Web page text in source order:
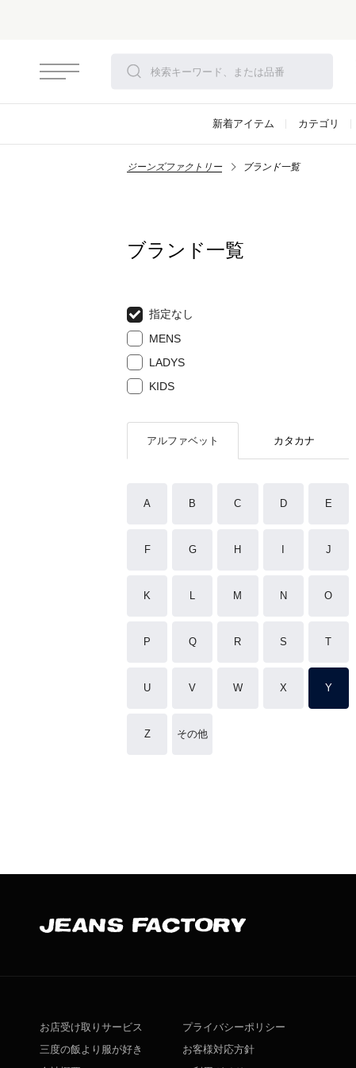
新着アイテム カテゴリ
ジーンズファクトリー ブランド一覧
ブランド一覧
指定なし
MENS
LADYS
KIDS
アルファベット カタカナ
A B C D E
F G H J
K L M N O
P Q R S T
U V W X Y
Z その他
お店受け取りサービス
三度の飯より服が好き
プライバシーポリシー
お客様対応方針